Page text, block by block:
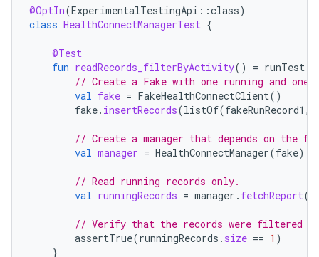
@OptIn(ExperimentalTestingApi ::class)
class HealthConnectManagerTest {
@Test
fun readRecords_filterByActivity() = runTest
// Create a Fake with one running and one
val fake = FakeHealthConnectClient()
fake. insertRecords(listOf(fakeRunRecord1 ,
// Create a manager that depends on the
val manager = HealthConnectManager(fake)
// Read running records only.
val runningRecords = manager . fetchReport(
// Verify that the records were filtered
assertTrue(runningRecords . size == 1 )
}